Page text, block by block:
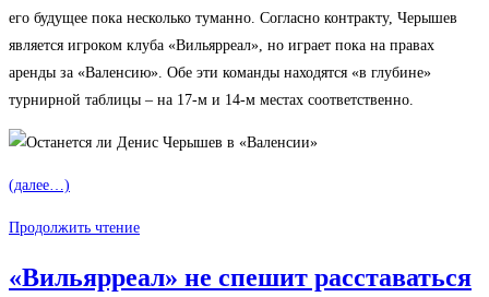
его будущее пока несколько туманно. Согласно контракту, Черышев
является игроком клуба «Вильярреал», но играет пока на правах
аренды за «Валенсию». Обе эти команды находятся «в глубине»
турнирной таблицы – на 17-м и 14-м местах соответственно.
(далее…)
Продолжить чтениеОстанется
Денис
«Вильярреал» не спешит расставаться